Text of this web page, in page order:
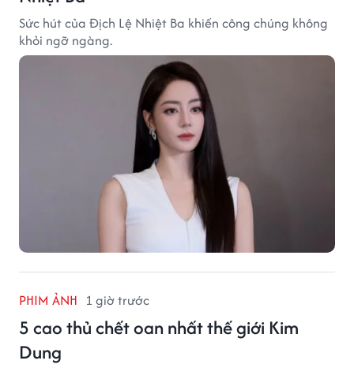
Sức hút của Địch Lệ Nhiệt Ba khiến công chúng không
khỏi ngỡ ngàng.
PHIM ẢNH 1 giờ trước
5 cao thủ chết oan nhất thế giới Kim
Dung